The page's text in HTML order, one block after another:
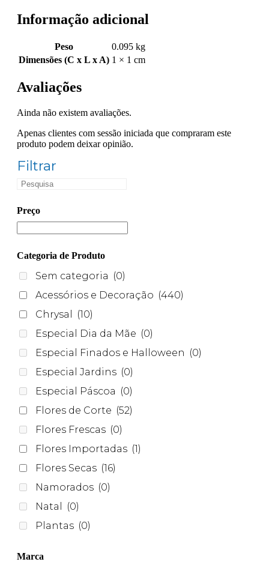
Informação adicional
Peso
0.095 kg
Dimensões (C x L x A) 1 × 1 cm
Avaliações
Ainda não existem avaliações.
Apenas clientes com sessão iniciada que compraram este
produto podem deixar opinião.
Filtrar
Preço
Categoria de Produto
Sem categoria (0)
Acessórios e Decoração (440)
Chrysal
(10)
Especial Dia da Mãe (0)
Especial Finados e Halloween (0)
Especial Jardins (0)
Especial Páscoa (0)
Flores de Corte (52)
Flores Frescas (0)
Flores Importadas (1)
Flores Secas (16)
Namorados (0)
Natal
(0)
Plantas (0)
Marca